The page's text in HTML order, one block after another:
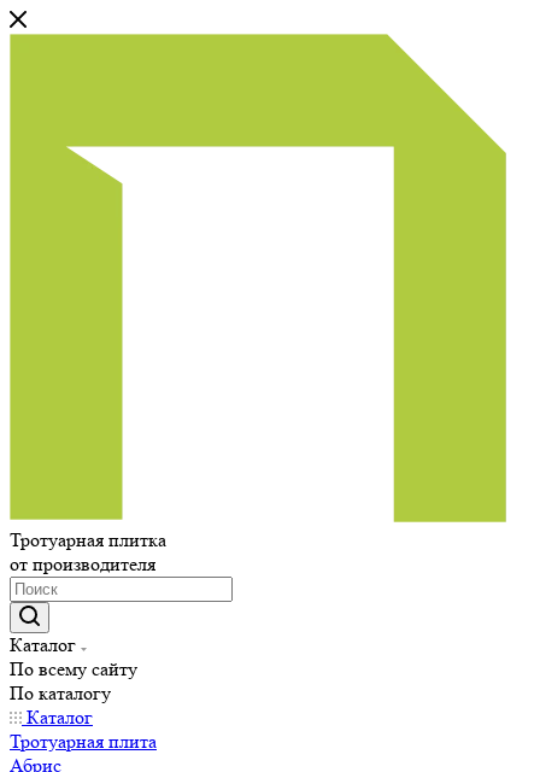
Тротуарная плитка
от производителя
Каталог
По всему сайту
По каталогу
Каталог
Тротуарная плита
Абрис